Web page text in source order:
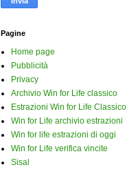
Pagine
Home page
Pubblicità
Privacy
Archivio Win for Life classico
Estrazioni Win for Life Classico
Win for Life archivio estrazioni
Win for life estrazioni di oggi
Win for Life verifica vincite
Sisal